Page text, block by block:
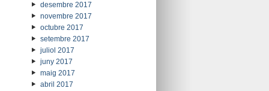
desembre 2017
novembre 2017
octubre 2017
setembre 2017
juliol 2017
juny 2017
maig 2017
abril 2017